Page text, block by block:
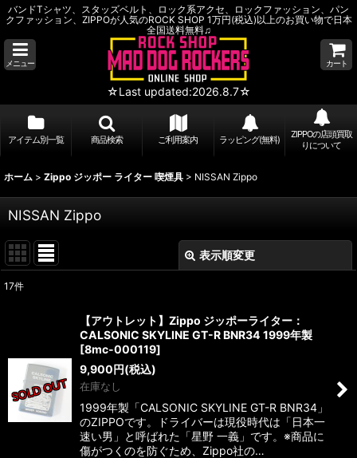
バンドTシャツ、スタッズベルト、ロック系アクセ、ロックファッション、パン
クファッション、ZIPPOが人気のROCK SHOP 1万円(税込)以上のお買い物で日本
全国送料無料♫
メニュー
☆Last updated:2026.8.7☆
カート
アイテム別一覧 商品検索 ご利用案内 ラッピング(無料)
ZIPPOの店頭買取
りについて
ホーム > Zippo ジッポー ライター 喫煙具 > NISSAN Zippo
NISSAN Zippo
表示順変更
17件
【アウトレット】Zippo ジッポーライター：
CALSONIC SKYLINE GT-R BNR34 1999年製
[8mc-000119]
9,900円(税込)
在庫なし
1999年製「CALSONIC SKYLINE GT-R BNR34」
のZIPPOです。ドライバーは現役時代は「日本一
速い男」と呼ばれた「星野 一義」です。※商品に
傷がつくのを防ぐため、Zippo社の…